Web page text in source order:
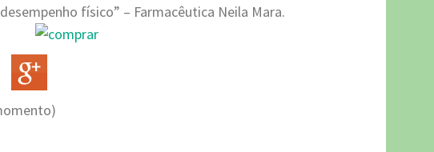
físico” – Farmacêutica Neila Mara.